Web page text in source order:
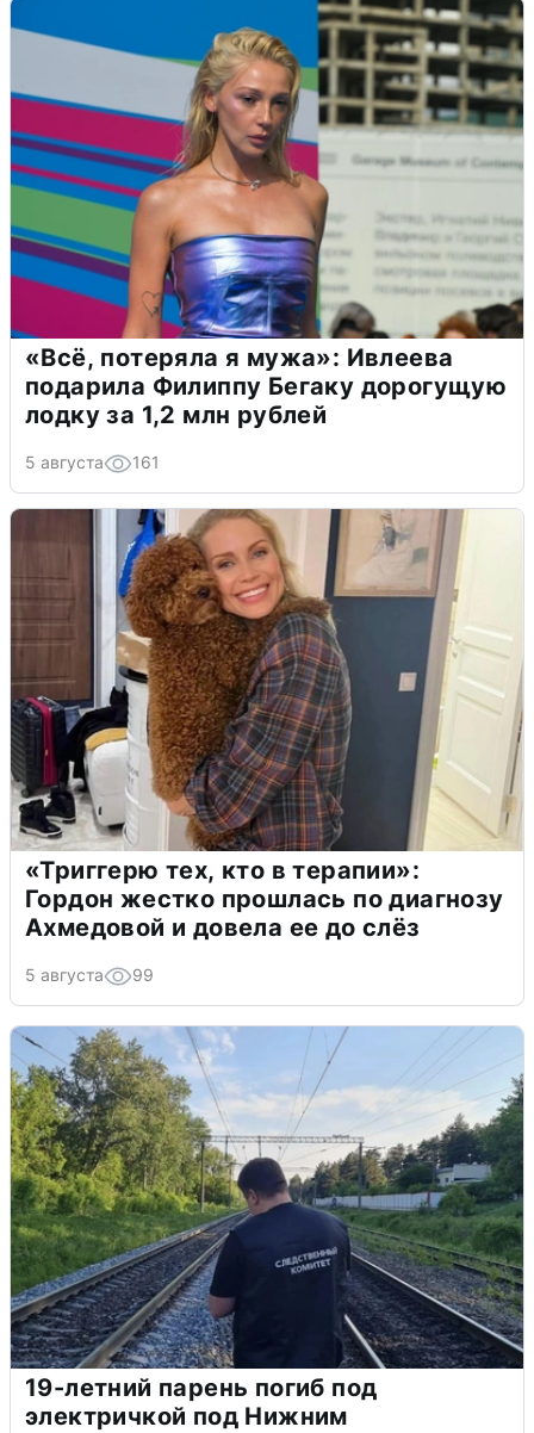
«Всё, потеряла я мужа»: Ивлеева
подарила Филиппу Бегаку дорогущую
лодку за 1,2 млн рублей
5 августа 161
«Триггерю тех, кто в терапии»:
Гордон жестко прошлась по диагнозу
Ахмедовой и довела ее до слёз
5 августа 99
19-летний парень погиб под
электричкой под Нижним